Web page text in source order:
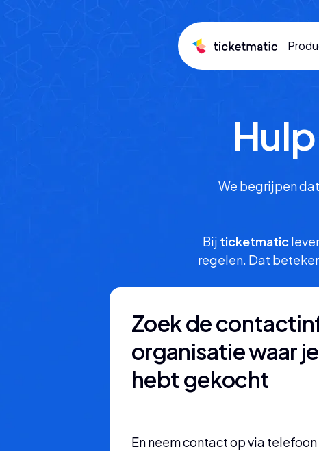
We begrijpen
Bij ticketmatic
regelen. Dat
Zoek de
organisatie waar
hebt gekocht
En neem contact op via